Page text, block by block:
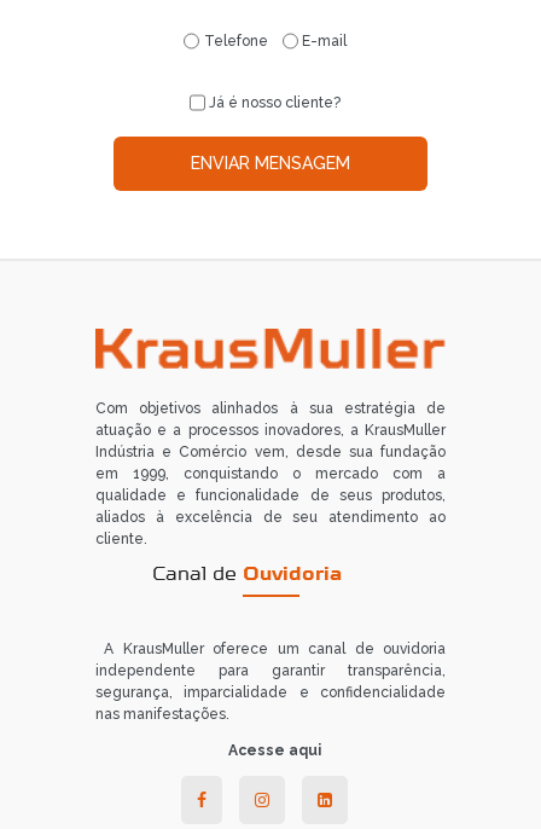
Telefone E-mail
Já é nosso cliente?
ENVIAR MENSAGEM
Com objetivos alinhados à sua estratégia de
atuação e a processos inovadores, a KrausMuller
Indústria e Comércio vem, desde sua fundação
em 1999, conquistando o mercado com a
qualidade e funcionalidade de seus produtos,
aliados à excelência de seu atendimento ao
cliente.
Canal de Ouvidoria
A KrausMuller oferece um canal de ouvidoria
independente para garantir transparência,
segurança, imparcialidade e confidencialidade
nas manifestações.
Acesse aqui